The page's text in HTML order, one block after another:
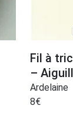
Fil à
–
Ardelaine
8€